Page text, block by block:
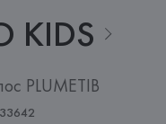
KIDS
PLUMETIB